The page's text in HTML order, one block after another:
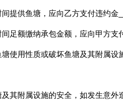
提供鱼塘，应向乙方支付违约金
足额缴纳承包金额，应向甲方支
使用性质或破坏鱼塘及其附属设
其附属设施的安全，如发生意外